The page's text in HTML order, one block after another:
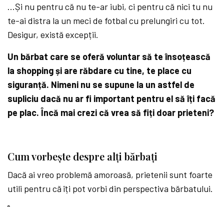
…Și nu pentru că nu te-ar iubi, ci pentru că nici tu nu
te-ai distra la un meci de fotbal cu prelungiri cu tot.
Desigur, există excepții.
Un bărbat care se oferă voluntar să te însoțească
la shopping și are răbdare cu tine, te place cu
siguranță. Nimeni nu se supune la un astfel de
supliciu dacă nu ar fi important pentru el să îți facă
pe plac. Încă mai crezi că vrea să fiți doar prieteni?
Cum vorbește despre alți bărbați
Dacă ai vreo problemă amoroasă, prietenii sunt foarte
utili pentru că îți pot vorbi din perspectiva bărbatului.